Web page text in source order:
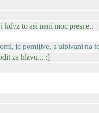
kdyz to asi neni moc presne..
je pomijive, a ulpivani na
za hlavu... :]